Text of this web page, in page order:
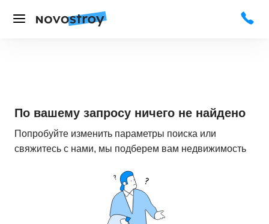
По вашему запросу ничего не найдено
Попробуйте изменить параметры поиска или
свяжитесь с нами, мы подберем вам недвижимость